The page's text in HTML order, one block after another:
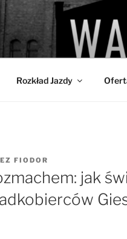
Rozkład Jazdy
FIODOR
jak